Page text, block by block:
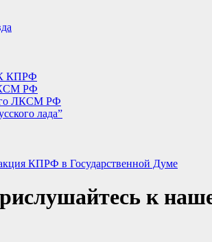
КПРФ
РФ
ЛКСМ РФ
лада”
КПРФ в Государственной Думе
к